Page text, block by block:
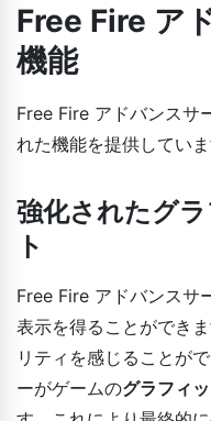
Free Fire ア
機能
Free Fire アドバンスサ
れた機能を提供していま
強化されたグ
ト
Free Fire アドバンスサ
表示を得ることができ
リティを感じることが
ーがゲームのグラフィ